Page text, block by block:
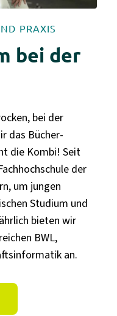
PRAXIS
bei der
bei der
das Bücher-
die Kombi! Seit
der
um jungen
Studium und
bieten wir
BWL,
an.